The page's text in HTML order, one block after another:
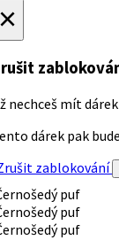
nechceš mít dárek
dárek pak
zablokování